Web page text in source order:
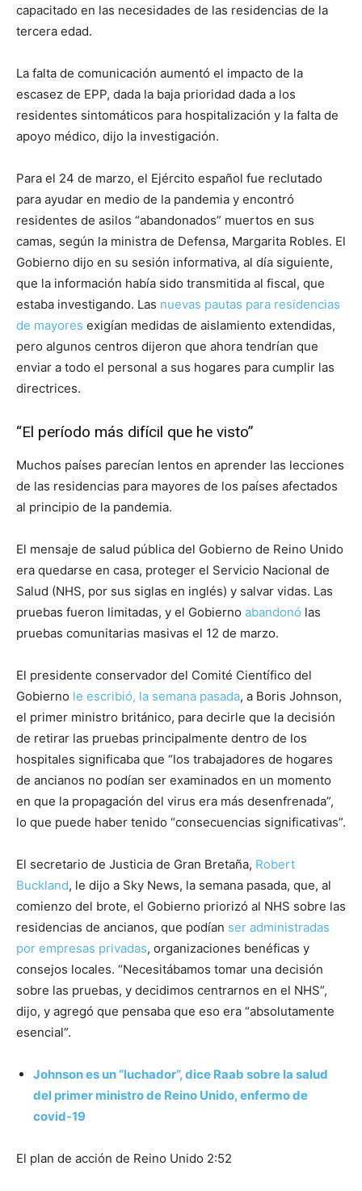
capacitado en las necesidades de las residencias de la
tercera edad.
La falta de comunicación aumentó el impacto de la
escasez de EPP, dada la baja prioridad dada a los
residentes sintomáticos para hospitalización y la falta de
apoyo médico, dijo la investigación.
Para el 24 de marzo, el Ejército español fue reclutado
para ayudar en medio de la pandemia y encontró
residentes de asilos “abandonados” muertos en sus
camas, según la ministra de Defensa, Margarita Robles. El
Gobierno dijo en su sesión informativa, al día siguiente,
que la información había sido transmitida al fiscal, que
estaba investigando. Las nuevas pautas para residencias
de mayores exigían medidas de aislamiento extendidas,
pero algunos centros dijeron que ahora tendrían que
enviar a todo el personal a sus hogares para cumplir las
directrices.
“El período más difícil que he visto”
Muchos países parecían lentos en aprender las lecciones
de las residencias para mayores de los países afectados
al principio de la pandemia.
El mensaje de salud pública del Gobierno de Reino Unido
era quedarse en casa, proteger el Servicio Nacional de
Salud (NHS, por sus siglas en inglés) y salvar vidas. Las
pruebas fueron limitadas, y el Gobierno abandonó las
pruebas comunitarias masivas el 12 de marzo.
El presidente conservador del Comité Científico del
Gobierno le escribió, la semana pasada, a Boris Johnson,
el primer ministro británico, para decirle que la decisión
de retirar las pruebas principalmente dentro de los
hospitales significaba que “los trabajadores de hogares
de ancianos no podían ser examinados en un momento
en que la propagación del virus era más desenfrenada”,
lo que puede haber tenido “consecuencias significativas”.
El secretario de Justicia de Gran Bretaña, Robert
Buckland, le dijo a Sky News, la semana pasada, que, al
comienzo del brote, el Gobierno priorizó al NHS sobre las
residencias de ancianos, que podían ser administradas
por empresas privadas, organizaciones benéficas y
consejos locales. “Necesitábamos tomar una decisión
sobre las pruebas, y decidimos centrarnos en el NHS”,
dijo, y agregó que pensaba que eso era “absolutamente
esencial”.
Johnson es un “luchador”, dice Raab sobre la salud
del primer ministro de Reino Unido, enfermo de
covid-19
El plan de acción de Reino Unido 2:52